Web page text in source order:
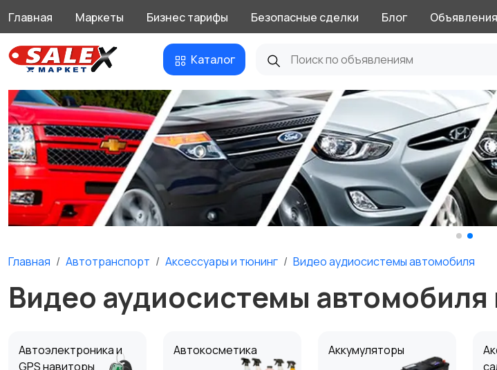
Главная Маркеты Бизнес тарифы Безопасные сделки Блог
Каталог
Главная Автотранспорт Аксессуары и тюнинг Видео аудиосистемы автомобиля
Видео аудиосистемы
Автоэлектроника и
GPS навиторы
Автокосметика Аккумуляторы